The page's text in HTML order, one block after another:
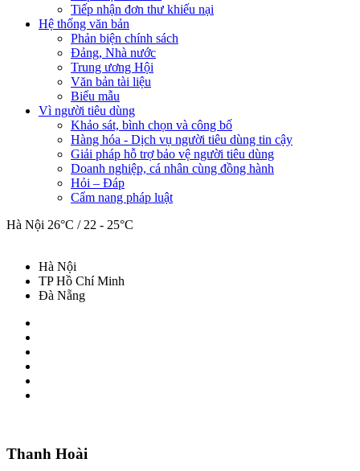
Tiếp nhận đơn thư khiếu nại
Hệ thống văn bản
Phản biện chính sách
Đảng, Nhà nước
Trung ương Hội
Văn bản tài liệu
Biểu mẫu
Vì người tiêu dùng
Khảo sát, bình chọn và công bố
Hàng hóa - Dịch vụ người tiêu dùng tin cậy
Giải pháp hỗ trợ bảo vệ người tiêu dùng
Doanh nghiệp, cá nhân cùng đồng hành
Hỏi – Đáp
Cẩm nang pháp luật
Hà Nội 26°C / 22 - 25°C
Hà Nội
TP Hồ Chí Minh
Đà Nẵng
Thanh Hoài